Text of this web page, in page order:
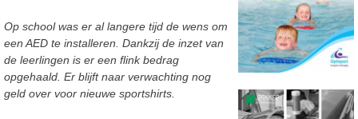
Op school was er al langere tijd de wens om
een AED te installeren. Dankzij de inzet van
de leerlingen is er een flink bedrag
opgehaald. Er blijft naar verwachting nog
geld over voor nieuwe sportshirts.